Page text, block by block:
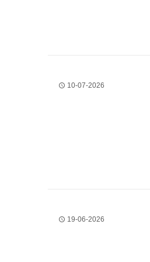
10-07-2026
19-06-2026